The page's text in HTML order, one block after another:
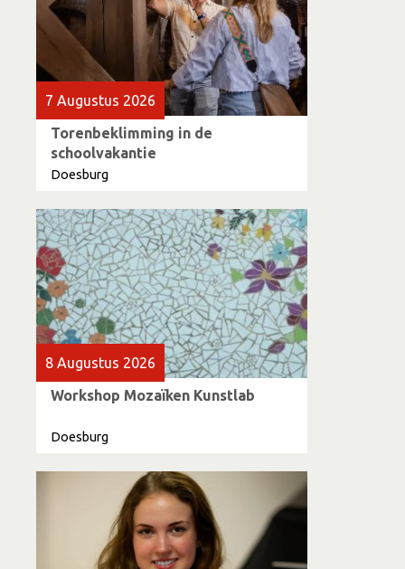
7 Augustus 2026
Torenbeklimming in de
schoolvakantie
Doesburg
8 Augustus 2026
Workshop Mozaïken Kunstlab
Doesburg